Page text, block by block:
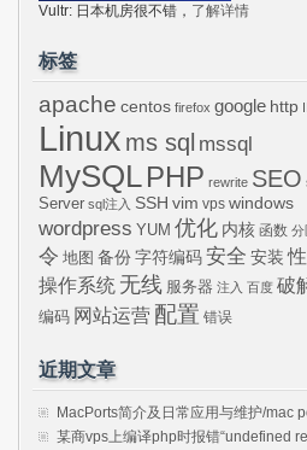
Vultr: 日本机房很不错， 了解详情
标签
apache centos firefox google http
Linux ms sql mssql
MySQLPHP rewrite SEO
Server sql注入 SSH vim vps windows
wordpress YUM 优化 内核 函数 分
令 地图 备份 字符编码 安全 安装
操作系统 无线 服务器 注入 百度 破
编码 网站运营 配置 错误
近期文章
MacPorts简介及日常应用与维护/mac
某商vps上编译php时报错“undefined